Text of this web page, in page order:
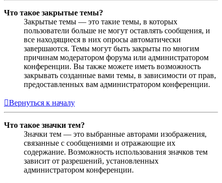
Что такое закрытые темы?
Закрытые темы — это такие темы, в которых
пользователи больше не могут оставлять сообщения, и
все находящиеся в них опросы автоматически
завершаются. Темы могут быть закрыты по многим
причинам модератором форума или администратором
конференции. Вы также можете иметь возможность
закрывать созданные вами темы, в зависимости от прав,
предоставленных вам администратором конференции.
Вернуться к началу
Что такое значки тем?
Значки тем — это выбранные авторами изображения,
связанные с сообщениями и отражающие их
содержание. Возможность использования значков тем
зависит от разрешений, установленных
администратором конференции.